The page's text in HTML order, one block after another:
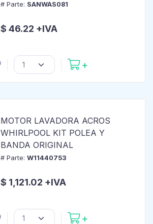
# Parte: SANWAS081
$ 46.22 +IVA
MOTOR LAVADORA ACROS
WHIRLPOOL KIT POLEA Y
BANDA ORIGINAL
# Parte: W11440753
$ 1,121.02 +IVA